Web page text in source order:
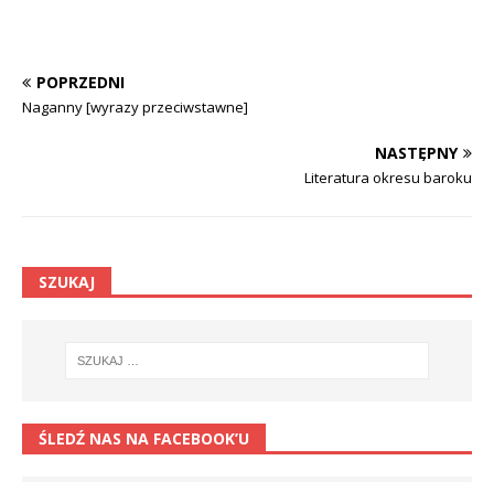
POPRZEDNI
Naganny [wyrazy przeciwstawne]
NASTĘPNY
Literatura okresu baroku
SZUKAJ
ŚLEDŹ NAS NA FACEBOOK’U